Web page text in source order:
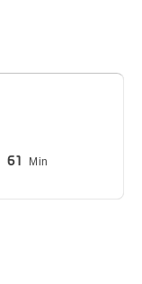
61 Min